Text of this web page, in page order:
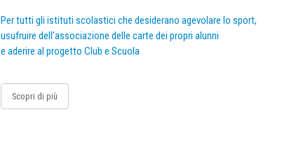
Per tutti gli istituti scolastici che desiderano agevolare lo sport,
usufruire dell’associazione delle carte dei propri alunni
e aderire al progetto Club e Scuola
Scopri di più